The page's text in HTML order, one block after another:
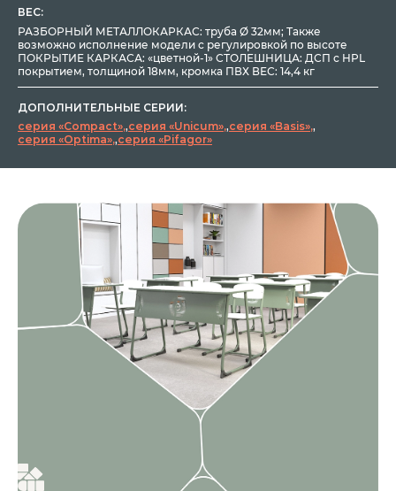
ВЕС:
РАЗБОРНЫЙ МЕТАЛЛОКАРКАС: труба Ø 32мм; Также
возможно исполнение модели с регулировкой по высоте
ПОКРЫТИЕ КАРКАСА: «цветной-1» СТОЛЕШНИЦА: ДСП с HPL
покрытием, толщиной 18мм, кромка ПВХ ВЕС: 14,4 кг
ДОПОЛНИТЕЛЬНЫЕ СЕРИИ:
серия «Compact» ,серия «Unicum» ,серия «Basis» ,
серия «Optima» ,серия «Pifagor»